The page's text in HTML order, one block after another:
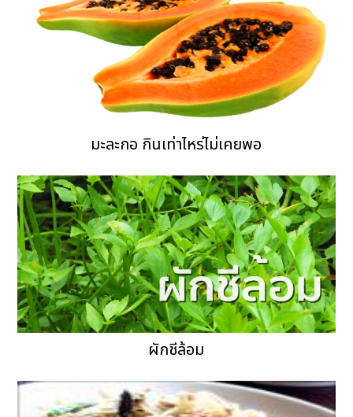
มะละกอ กินเท่าไหร่ไม่เคยพอ
ผักชีล้อม